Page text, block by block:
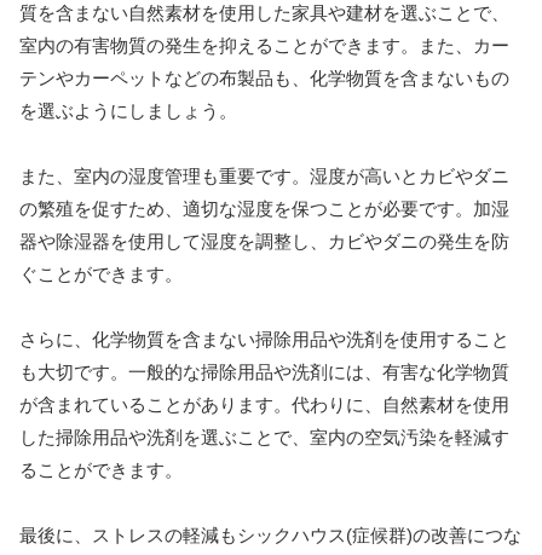
質を含まない自然素材を使用した家具や建材を選ぶことで、
室内の有害物質の発生を抑えることができます。また、カー
テンやカーペットなどの布製品も、化学物質を含まないもの
を選ぶようにしましょう。
また、室内の湿度管理も重要です。湿度が高いとカビやダニ
の繁殖を促すため、適切な湿度を保つことが必要です。加湿
器や除湿器を使用して湿度を調整し、カビやダニの発生を防
ぐことができます。
さらに、化学物質を含まない掃除用品や洗剤を使用すること
も大切です。一般的な掃除用品や洗剤には、有害な化学物質
が含まれていることがあります。代わりに、自然素材を使用
した掃除用品や洗剤を選ぶことで、室内の空気汚染を軽減す
ることができます。
最後に、ストレスの軽減もシックハウス(症候群)の改善につな